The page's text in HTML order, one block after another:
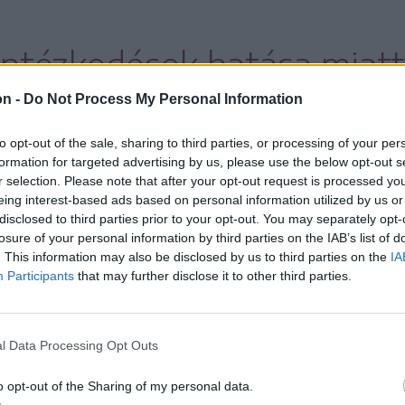
- Do Not Process My Personal Information
opt-out of the sale, sharing to third parties, or processing of your
for targeted advertising by us, please use the below opt-out
selection. Please note that after your opt-out request is processed
interest-based ads based on personal information utilized by us
to third parties prior to your opt-out. You may separately
of your personal information by third parties on the IAB’s list of
This information may also be disclosed by us to third parties on the
Participants that may further disclose it to other third parties.
Data Processing Opt Outs
opt-out of the Sharing of my personal data.
hatása miatt
fog megszűnni
abban is, hogy az intézkedések meghozzák
elkerülhetetlenek a megszorító
előbb az elmúlt 8-10 év felelőtlen
megkeresni.